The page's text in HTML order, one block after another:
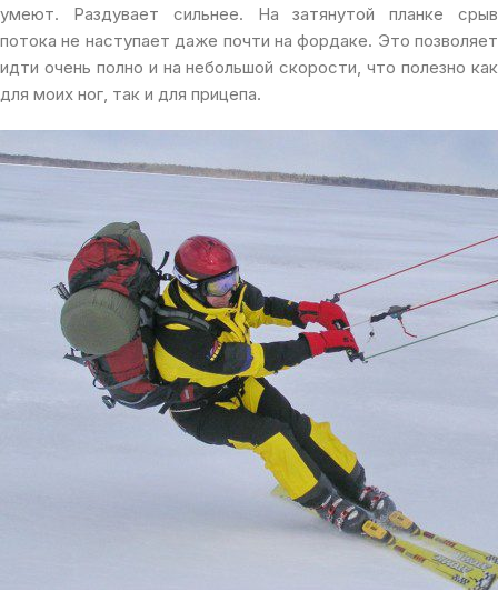
умеют. Раздувает сильнее. На затянутой планке срыв
потока не наступает даже почти на фордаке. Это позволяет
идти очень полно и на небольшой скорости, что полезно как
для моих ног, так и для прицепа.